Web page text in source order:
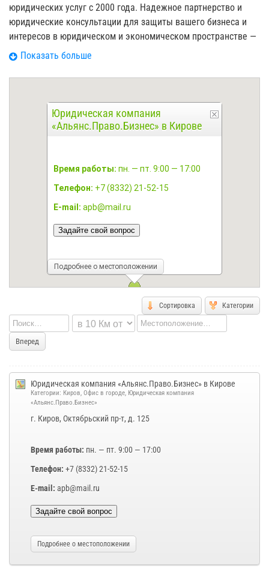
юридических услуг с 2000 года. Надежное партнерство и
юридические консультации для защиты вашего бизнеса и
интересов в юридическом и экономическом пространстве —
основная цель нашей компании.
Во избежание конфликта интересов мы отказываемся от
клиенту; успехи клиента, достигнутые с участием наших
юристов являются критериями нашей успешности.
Показать больше
Юридическая компания
«Альянс.Право.Бизнес» в Кирове
Время работы:пн. — пт. 9:00 — 17:00
Телефон: +7 (8332) 21-52-15
E-mail:apb@mail.ru
Задайте свой вопрос
Подробнее о местоположении
Категории
Сортировка
Вперед
Юридическая компания «Альянс.Право.Бизнес» в Кирове
Категории: Киров, Офис в городе, Юридическая компания
«Альянс.Право.Бизнес»
г. Киров, Октябрьский пр-т, д. 125
Время работы: пн. — пт. 9:00 — 17:00
Телефон: +7 (8332) 21-52-15
E-mail: apb@mail.ru
Задайте свой вопрос
Подробнее о местоположении